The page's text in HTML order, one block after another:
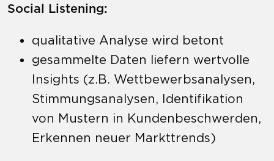
Social Listening:
qualitative Analyse wird betont
gesammelte Daten liefern wertvolle
Insights (z.B. Wettbewerbsanalysen,
Stimmungsanalysen, Identifikation
von Mustern in Kundenbeschwerden,
Erkennen neuer Markttrends)